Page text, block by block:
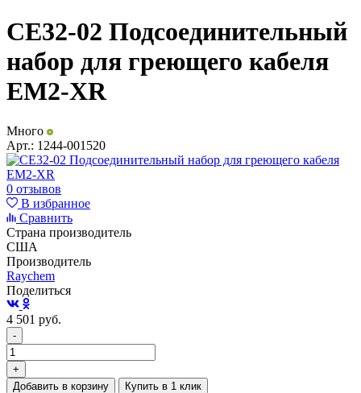
CE32-02 Подсоединительный
набор для греющего кабеля
EM2-XR
Много
Арт.: 1244-001520
0 отзывов
В избранное
Сравнить
Страна производитель
США
Производитель
Raychem
Поделиться
4 501 руб.
-
+
Добавить в корзину
Купить в 1 клик